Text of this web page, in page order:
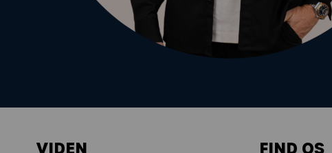
VIDEN FIND OS